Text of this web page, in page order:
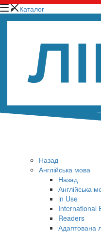
Каталог
Назад
Англійська мова
Назад
Англійська
in Use
International
Readers
Адаптована